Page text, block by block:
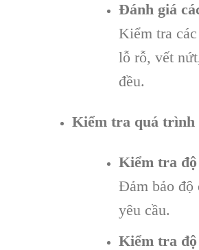
Đánh giá
Kiểm tra
lỗ rỗ, vết
đều.
Kiểm tra quá trình
Kiểm tra
Đảm bảo độ
yêu cầu.
Kiểm tra độ